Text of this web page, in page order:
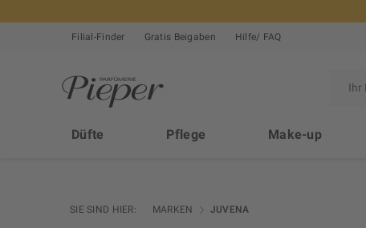
Filial-Finder Gratis Beigaben Hilfe/ FAQ
Düfte Pflege Make-up
SIE SIND HIER: MARKEN JUVENA